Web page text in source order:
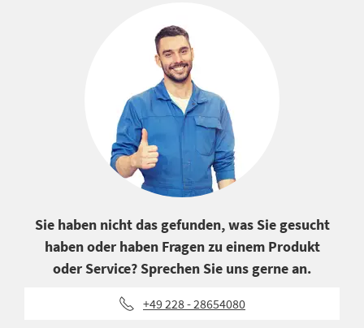
Sie haben nicht das gefunden, was Sie gesucht
haben oder haben Fragen zu einem Produkt
oder Service? Sprechen Sie uns gerne an.
+49 228 - 28654080